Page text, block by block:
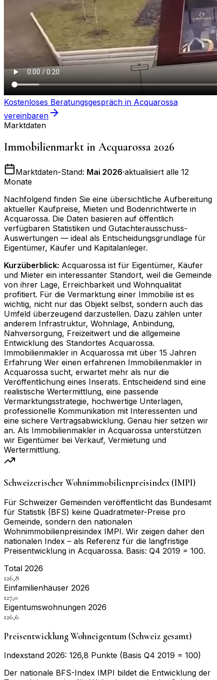
Kostenloses Beratungsgespräch in Acquarossa
vereinbaren
Marktdaten
Immobilienmarkt in Acquarossa 2026
Marktdaten-Stand: Mai 2026·aktualisiert alle 12
Monate
Nachfolgend finden Sie eine übersichtliche Aufbereitung
aktueller Kaufpreise, Mieten und Bodenrichtwerte in
Acquarossa. Die Daten basieren auf öffentlich
verfügbaren Statistiken und Gutachterausschuss-
Auswertungen — ideal als Entscheidungsgrundlage für
Eigentümer, Käufer und Kapitalanleger.
Kurzüberblick: Acquarossa ist für Eigentümer, Käufer
und Mieter ein interessanter Standort, weil die Gemeinde
von ihrer Lage, Erreichbarkeit und Wohnqualität
profitiert. Für die Vermarktung einer Immobilie ist es
wichtig, nicht nur das Objekt selbst, sondern auch das
Umfeld überzeugend darzustellen. Dazu zählen unter
anderem Infrastruktur, Wohnlage, Anbindung,
Nahversorgung, Freizeitwert und die allgemeine
Entwicklung des Standortes Acquarossa.
Immobilienmakler in Acquarossa mit über 15 Jahren
Erfahrung Wer einen erfahrenen Immobilienmakler in
Acquarossa sucht, erwartet mehr als nur die
Veröffentlichung eines Inserats. Entscheidend sind eine
realistische Wertermittlung, eine passende
Vermarktungsstrategie, hochwertige Unterlagen,
professionelle Kommunikation mit Interessenten und
eine sichere Vertragsabwicklung. Genau hier setzen wir
an. Als Immobilienmakler in Acquarossa unterstützen
wir Eigentümer bei Verkauf, Vermietung und
Wertermittlung.
Schweizerischer Wohnimmobilienpreisindex (IMPI)
Für Schweizer Gemeinden veröffentlicht das Bundesamt
für Statistik (BFS) keine Quadratmeter-Preise pro
Gemeinde, sondern den nationalen
Wohnimmobilienpreisindex IMPI. Wir zeigen daher den
nationalen Index – als Referenz für die langfristige
Preisentwicklung in Acquarossa. Basis: Q4 2019 = 100.
Total 2026
126,8
Einfamilienhäuser 2026
127,0
Eigentumswohnungen 2026
126,6
Preisentwicklung Wohneigentum (Schweiz gesamt)
Indexstand 2026: 126,8 Punkte (Basis Q4 2019 = 100)
Der nationale BFS-Index IMPI bildet die Entwicklung der